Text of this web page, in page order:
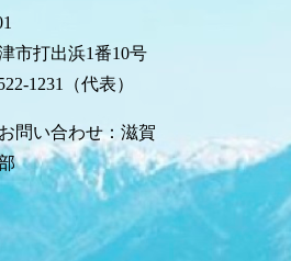
市打出浜1番10号
1231（代表）
問い合わせ：滋賀